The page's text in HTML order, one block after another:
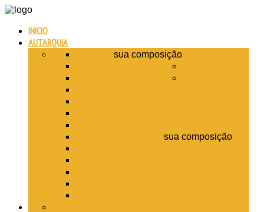
INICIO
AUTARQUIA
sua composição
sua composição